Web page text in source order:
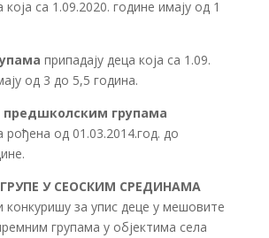
која са 1.09.2020. године имају од 1
припадају деца која са 1.09.
од 3 до 5,5 година.
групама
рођена од 01.03.2014.год. до
У СЕОСКИМ СРЕДИНАМА
конкуришу за упис деце у мешовите
групама у објектима села